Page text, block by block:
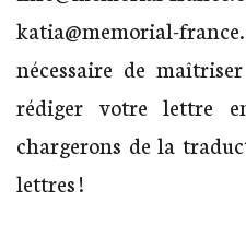
katia@memorial-
nécessaire de
rédiger votre lettre
chargerons de la
lettres !